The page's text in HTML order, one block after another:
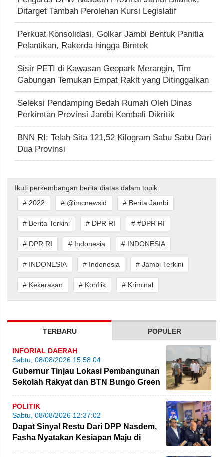
Ditarget Tambah Perolehan Kursi Legislatif
Perkuat Konsolidasi, Golkar Jambi Bentuk Panitia
Pelantikan, Rakerda hingga Bimtek
Sisir PETI di Kawasan Geopark Merangin, Tim
Gabungan Temukan Empat Rakit yang Ditinggalkan
Seleksi Pendamping Bedah Rumah Oleh Dinas
Perkimtan Provinsi Jambi Kembali Dikritik
BNN RI: Telah Sita 121,52 Kilogram Sabu Sabu Dari
Dua Provinsi
Ikuti perkembangan berita diatas dalam topik:
# 2022
# @imcnewsid # Berita Jambi
# Berita Terkini # DPR RI # #DPR RI
# DPR RI # Indonesia # INDONESIA
# INDONESIA # Indonesia # Jambi Terkini
# Kekerasan # Konflik # Kriminal
TERBARU POPULER
INFORIAL DAERAH
Sabtu, 08/08/2026 15:58:04
Gubernur Tinjau Lokasi Pembangunan
Sekolah Rakyat dan BTN Bungo Green
POLITIK
Sabtu, 08/08/2026 12:37:02
Dapat Sinyal Restu Dari DPP Nasdem,
Fasha Nyatakan Kesiapan Maju di